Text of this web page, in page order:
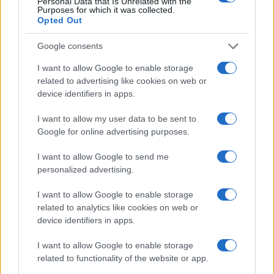
Purposes for which it was collected.
Opted Out
Google consents
I want to allow Google to enable storage
related to advertising like cookies on web or
device identifiers in apps.
I want to allow my user data to be sent to
Google for online advertising purposes.
I want to allow Google to send me
personalized advertising.
I want to allow Google to enable storage
related to analytics like cookies on web or
device identifiers in apps.
I want to allow Google to enable storage
related to functionality of the website or app.